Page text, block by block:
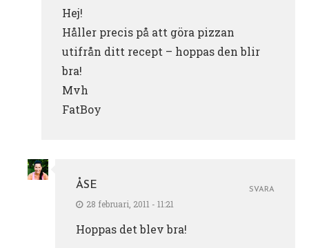
Hej!
Håller precis på att göra pizzan
utifrån ditt recept – hoppas den blir
bra!
Mvh
FatBoy
ÅSE
28 februari, 2011 - 11:21
Hoppas det blev bra!
SVARA